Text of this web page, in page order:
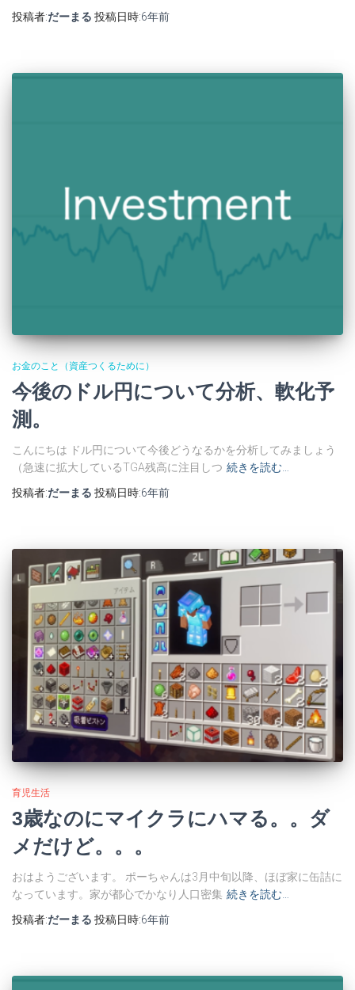
投稿者:だーまる 投稿日時:6年前
お金のこと（資産つくるために）
今後のドル円について分析、軟化予
測。
こんにちは ドル円について今後どうなるかを分析してみましょう
（急速に拡大しているTGA残高に注目しつ 続きを読む…
投稿者:だーまる 投稿日時:6年前
育児生活
3歳なのにマイクラにハマる。。ダ
メだけど。。。
おはようございます。 ポーちゃんは3月中旬以降、ほぼ家に缶詰に
なっています。家が都心でかなり人口密集 続きを読む…
投稿者:だーまる 投稿日時:6年前